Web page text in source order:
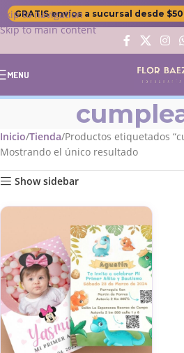
Skip to navigation
Skip to main content
GRATIS envíos a sucursal desde
MENU
Inicio Tienda Productos etiquetados
Mostrando el único resultado
Show sidebar